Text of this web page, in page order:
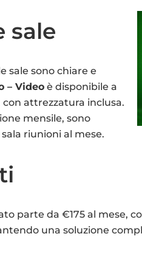
sale
sale sono chiare e
– Video è disponibile a
attrezzatura inclusa.
mensile, sono
riunioni al mese.
parte da €175 al mese,
una soluzione